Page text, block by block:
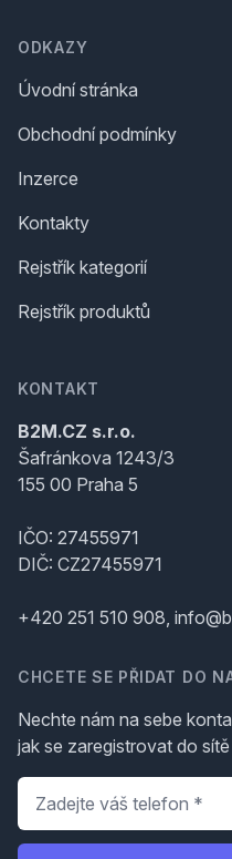
ODKAZY
Úvodní stránka
Obchodní podmínky
Inzerce
Kontakty
Rejstřík kategorií
Rejstřík produktů
KONTAKT
B2M.CZ s.r.o.
Šafránkova 1243/3
155 00 Praha 5
IČO: 27455971
DIČ: CZ27455971
+420 251 510 908,
CHCETE SE PŘIDAT DO
Nechte nám na sebe
jak se zaregistrovat do
Telefon